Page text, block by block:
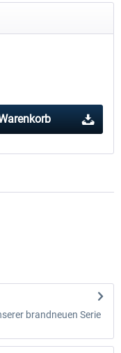
US Cities X - Chicago
brandneuen Serie